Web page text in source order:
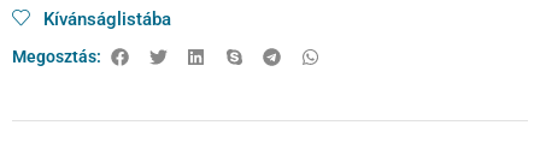
Kívánságlistába
Megosztás: